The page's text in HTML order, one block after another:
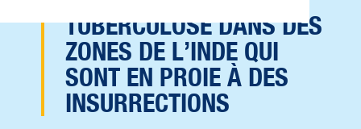
TUBERCULOSE DANS DES
ZONES DE L’INDE QUI
SONT EN PROIE À DES
INSURRECTIONS